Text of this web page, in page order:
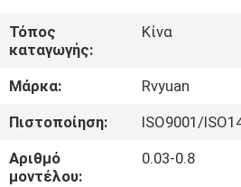
ΠΕΡΊΠΟΥ
ΕΜΕΊΣ
ΓΎΡΟΣ
ΕΡΓΟΣΤΑΣΊΩΝ
Τόπος
καταγωγής:
Κίνα
Μάρκα:
Rvyuan
Πιστοποίηση:
ISO9001/
Αριθμό
μοντέλου:
0.03-0.8